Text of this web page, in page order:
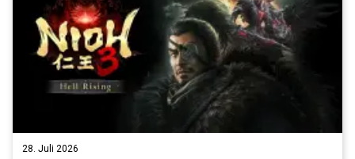
28. Juli 2026